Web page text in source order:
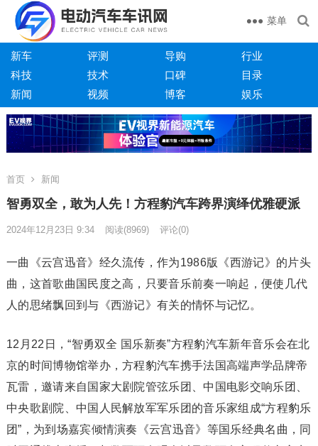
菜单
新车 评测 导购
行业
科技
技术 口碑
目录
新闻
视频 博客 娱乐
首页 新闻
智勇双全，敢为人先！方程豹汽车跨界演绎优雅硬派
2024年12月23日 9:34 阅读(8969) 评论(0)
一曲《云宫迅音》经久流传，作为1986版《西游记》的片头
曲，这首歌曲国民度之高，只要音乐前奏一响起，便使几代
人的思绪飘回到与《西游记》有关的情怀与记忆。
12月22日，“智勇双全 国乐新奏”方程豹汽车新年音乐会在北
京的时间博物馆举办，方程豹汽车携手法国高端声学品牌帝
瓦雷，邀请来自国家大剧院管弦乐团、中国电影交响乐团、
中央歌剧院、中国人民解放军军乐团的音乐家组成“方程豹乐
团”，为到场嘉宾倾情演奏《云宫迅音》等国乐经典名曲，同